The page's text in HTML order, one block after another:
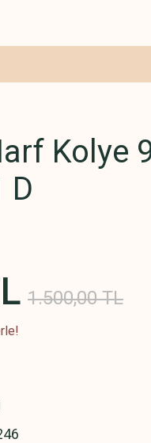
Kolye
D
1.500,00 TL